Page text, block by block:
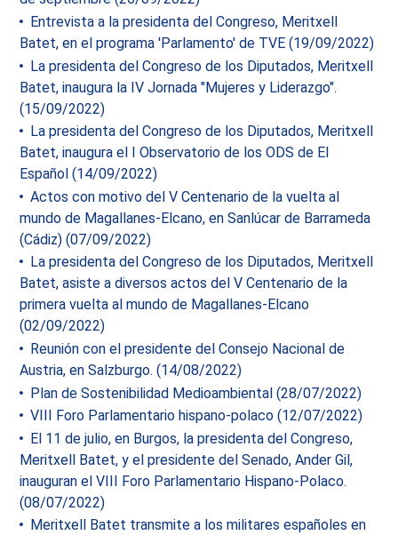
Entrevista a la presidenta del Congreso, Meritxell
Batet, en el programa 'Parlamento' de TVE (19/09/2022)
La presidenta del Congreso de los Diputados, Meritxell
Batet, inaugura la IV Jornada "Mujeres y Liderazgo".
(15/09/2022)
La presidenta del Congreso de los Diputados, Meritxell
Batet, inaugura el I Observatorio de los ODS de El
Español (14/09/2022)
Actos con motivo del V Centenario de la vuelta al
mundo de Magallanes-Elcano, en Sanlúcar de Barrameda
(Cádiz) (07/09/2022)
La presidenta del Congreso de los Diputados, Meritxell
Batet, asiste a diversos actos del V Centenario de la
primera vuelta al mundo de Magallanes-Elcano
(02/09/2022)
Reunión con el presidente del Consejo Nacional de
Austria, en Salzburgo. (14/08/2022)
Plan de Sostenibilidad Medioambiental (28/07/2022)
VIII Foro Parlamentario hispano-polaco (12/07/2022)
El 11 de julio, en Burgos, la presidenta del Congreso,
Meritxell Batet, y el presidente del Senado, Ander Gil,
inauguran el VIII Foro Parlamentario Hispano-Polaco.
(08/07/2022)
Meritxell Batet transmite a los militares españoles en